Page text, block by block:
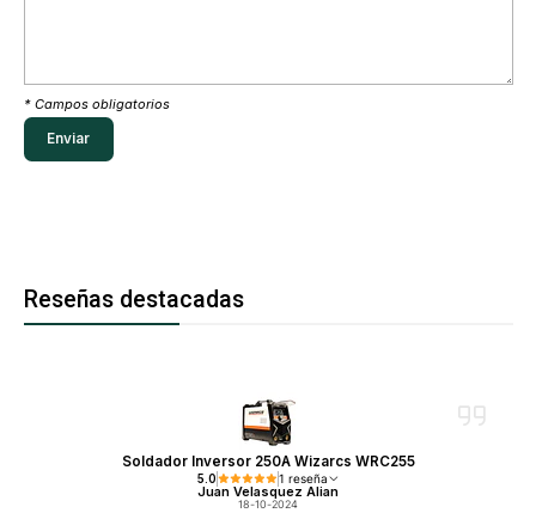
* Campos obligatorios
Reseñas destacadas
Soldador Inversor 250A Wizarcs WRC255
5.0 1 reseña
Juan Velasquez Alian
18-10-2024